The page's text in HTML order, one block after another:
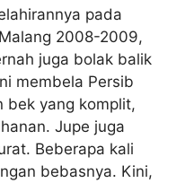
pada
2008-2009,
juga bolak balik
membela Persib
bek yang komplit,
Jupe juga
Beberapa kali
bebasnya. Kini,